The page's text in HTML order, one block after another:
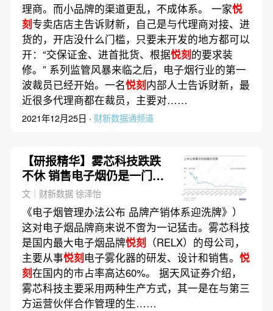
理商。而小品牌的渠道更乱，不成体系。 一家悦
刻专卖店店主告诉财新，自己是与代理商对接、进
货的，开店没什么门槛，只要未开发的地方都可以
开：“交保证金、进首批货、根据悦刻的要求装
修。” 系列监管风暴来临之后，电子烟行业的第一
波裁员已经开始。一名悦刻内部人士告诉财新，最
近很多代理商都在裁员，主要对……
2021年12月25日 · 财新数据通频道
【研报精华】雾芯科技跌跌
不休 销售电子烟仍是一门好
生意吗？
文｜财新数据 徐泽怡
《电子烟管理办法公布 品牌产销体系迎洗牌》）
这对电子烟品牌商来说不啻为一记猛击。雾芯科技
是国内最大电子烟品牌悦刻（RELX）的母公司，
主要从事悦刻电子雾化器的研发、设计和销售。 悦
刻在国内的市占率高达60%。 据天风证券介绍，
雾芯科技主要采用两种生产方式，其一是在与第三
方运营伙伴合作管理的生……